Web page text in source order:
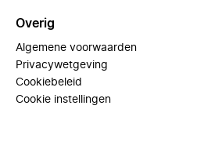
Overig
Algemene voorwaarden
Privacywetgeving
Cookiebeleid
Cookie instellingen